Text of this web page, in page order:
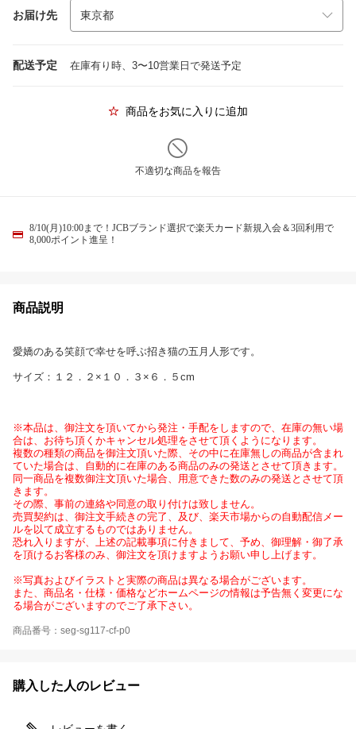
お届け先
配送予定 在庫有り時、3〜10営業日で発送予定
商品をお気に入りに追加
不適切な商品を報告
8/10(月)10:00まで！JCBブランド選択で楽天カード新規入会＆3回利用で
8,000ポイント進呈！
商品説明
愛嬌のある笑顔で幸せを呼ぶ招き猫の五月人形です。
サイズ：１２．２×１０．３×６．５cm
※本品は、御注文を頂いてから発注・手配をしますので、在庫の無い場
合は、お待ち頂くかキャンセル処理をさせて頂くようになります。
複数の種類の商品を御注文頂いた際、その中に在庫無しの商品が含まれ
ていた場合は、自動的に在庫のある商品のみの発送とさせて頂きます。
同一商品を複数御注文頂いた場合、用意できた数のみの発送とさせて頂
きます。
その際、事前の連絡や同意の取り付けは致しません。
売買契約は、御注文手続きの完了、及び、楽天市場からの自動配信メー
ルを以て成立するものではありません。
恐れ入りますが、上述の記載事項に付きまして、予め、御理解・御了承
を頂けるお客様のみ、御注文を頂けますようお願い申し上げます。
※写真およびイラストと実際の商品は異なる場合がございます。
また、商品名・仕様・価格などホームページの情報は予告無く変更にな
る場合がございますのでご了承下さい。
商品番号：seg-sg117-cf-p0
購入した人のレビュー